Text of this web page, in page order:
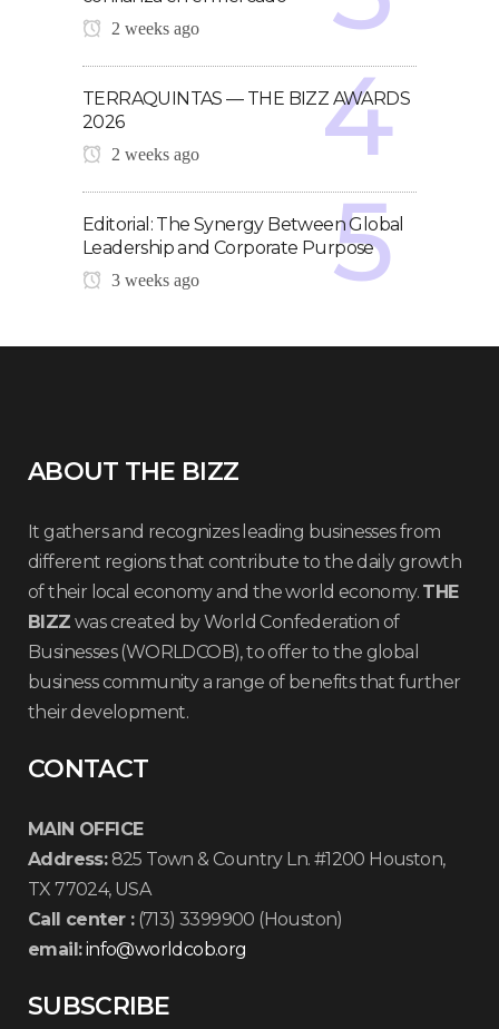
2 weeks ago
TERRAQUINTAS — THE BIZZ AWARDS
2026
2 weeks ago
Editorial: The Synergy Between Global
Leadership and Corporate Purpose
3 weeks ago
ABOUT THE BIZZ
It gathers and recognizes leading businesses from
different regions that contribute to the daily growth
of their local economy and the world economy. THE
BIZZ was created by World Confederation of
Businesses (WORLDCOB), to offer to the global
business community a range of benefits that further
their development.
CONTACT
MAIN OFFICE
Address:825 Town & Country Ln. #1200 Houston,
TX 77024, USA
Call center :(713) 3399900 (Houston)
email:info@worldcob.org
SUBSCRIBE